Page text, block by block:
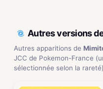
Autres versions
Autres apparitions de
JCC de Pokemon-France
sélectionnée selon la